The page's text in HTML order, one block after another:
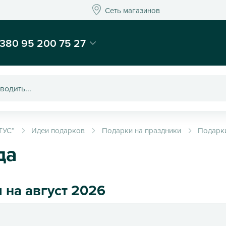
Сеть магазиновСеть магазинов
магазин подарков и декора - Kaktus
95 200 75 27
Идеи подарков Подарки на праздники
август 2026